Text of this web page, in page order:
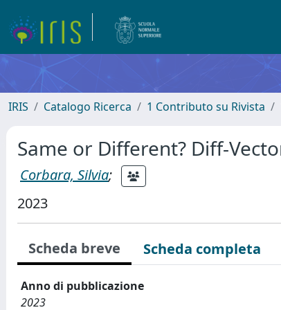
IRIS Catalogo Ricerca 1 Contributo su Rivista
Same or Different? Diff-
Corbara, Silvia;
2023
Scheda breve Scheda completa
Anno di pubblicazione
2023